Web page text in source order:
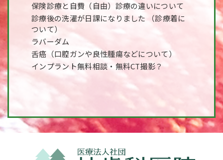
保険診療と自費（自由）診療の違いについて
診療後の洗濯が日課になりました （診療着に
ついて）
ラバーダム
舌癌（口腔ガンや良性腫瘍などについて）
インプラント無料相談・無料CT撮影？